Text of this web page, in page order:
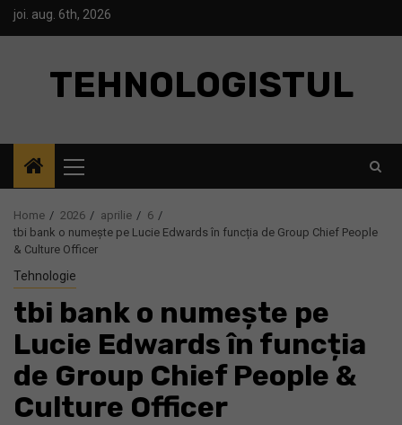
Skipjoi. aug. 6th, 2026
TEHNOLOGISTUL
Menu
Home 2026 aprilie
6
tbi bank o numește pe Lucie Edwards în funcția de Group Chief People
& Culture Officer
Tehnologie
tbi bank o numește pe
Lucie Edwards în funcția
de Group Chief People &
Culture Officer